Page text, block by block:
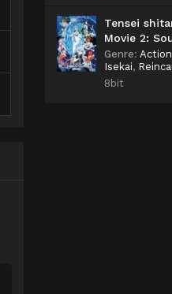
Tensei
Movie 2:
Genre: Action
Isekai,
8bit